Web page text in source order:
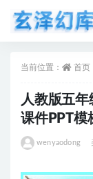
当前位置： 首页
人教版五年
课件PPT模
wenyaodong